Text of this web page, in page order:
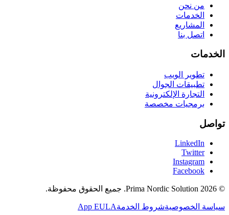
من نحن
الخدمات
المشاريع
اتصل بنا
الخدمات
تطوير الويب
تطبيقات الجوال
التجارة الإلكترونية
برمجيات مخصصة
تواصل
LinkedIn
Twitter
Instagram
Facebook
©
2026 جميع الحقوق محفوظة.
سياسة الخصوصيةشروط الخدمةApp EULA